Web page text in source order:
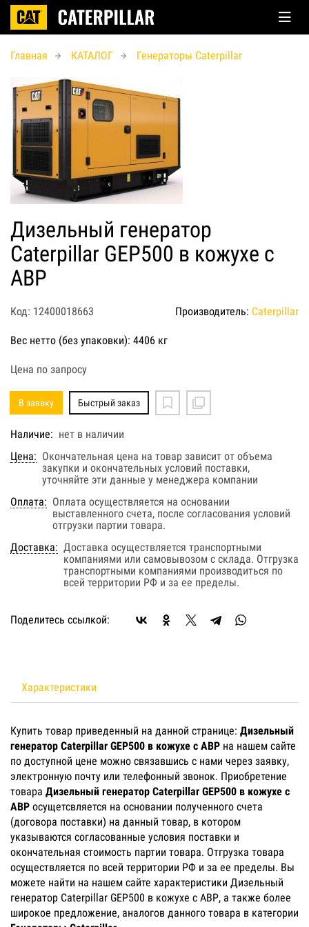
Главная КАТАЛОГ Генераторы Caterpillar
Дизельный генератор
Caterpillar GEP500 в кожухе с
АВР
Код: 12400018663 Производитель: Caterpillar
Вес нетто (без упаковки): 4406 кг
Цена по запросу
В заявку Быстрый заказ
Наличие: нет в наличии
Цена: Окончательная цена на товар зависит от объема
закупки и окончательных условий поставки,
уточняйте эти данные у менеджера компании
Оплата: Оплата осуществляется на основании
выставленного счета, после согласования условий
отгрузки партии товара.
Доставка: Доставка осуществляется транспортными
компаниями или самовывозом с склада. Отгрузка
транспортными компаниями производиться по
всей территории РФ и за ее пределы.
Поделитесь ссылкой:
Характеристики
Купить товар приведенный на данной странице: Дизельный
генератор Caterpillar GEP500 в кожухе с АВР на нашем сайте
по доступной цене можно связавшись с нами через заявку,
электронную почту или телефонный звонок. Приобретение
товара Дизельный генератор Caterpillar GEP500 в кожухе с
АВР осущетсвляется на основании полученного счета
(договора поставки) на данный товар, в котором
указываются согласованные условия поставки и
окончательная стоимость партии товара. Отгрузка товара
осуществляется по всей территории РФ и за ее пределы. Вы
можете найти на нашем сайте характеристики Дизельный
генератор Caterpillar GEP500 в кожухе с АВР, а также более
широкое предложение, аналогов данного товара в категории